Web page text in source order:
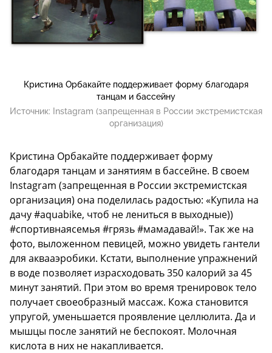
Кристина Орбакайте поддерживает форму благодаря
танцам и бассейну
Источник:
Instagram (запрещенная в России экстремистская
организация)
Кристина Орбакайте поддерживает форму
благодаря танцам и занятиям в бассейне. В своем
Instagram (запрещенная в России экстремистская
организация) она поделилась радостью: «Купила на
дачу #aquabike, чтоб не лениться в выходные))
#спортивнаясемья #грязь #мамадавай!». Так же на
фото, выложенном певицей, можно увидеть гантели
для аквааэробики. Кстати, выполнение упражнений
в воде позволяет израсходовать 350 калорий за 45
минут занятий. При этом во время тренировок тело
получает своеобразный массаж. Кожа становится
упругой, уменьшается проявление целлюлита. Да и
мышцы после занятий не беспокоят. Молочная
кислота в них не накапливается.